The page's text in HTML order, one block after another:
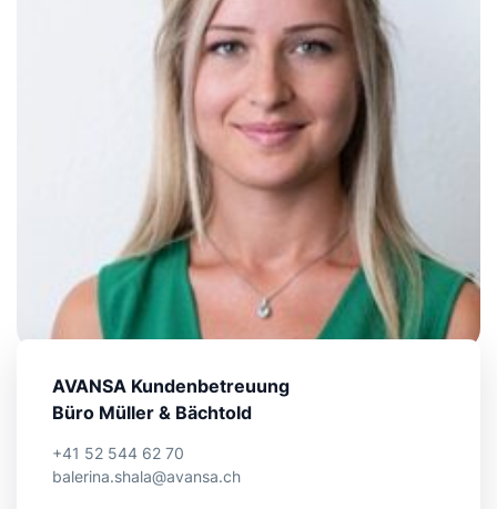
AVANSA Kundenbetreuung
Büro Müller & Bächtold
+41 52 544 62 70
balerina.shala@avansa.ch